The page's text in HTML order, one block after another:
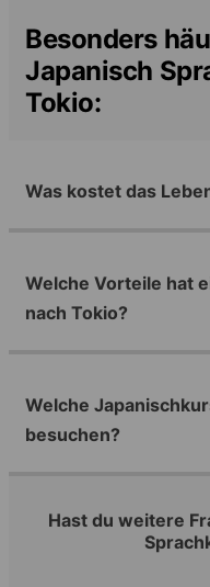
Besonders
Japanisch
Tokio:
Was kostet das
Welche Vorteile hat
nach Tokio?
Welche
besuchen?
Hast du weitere